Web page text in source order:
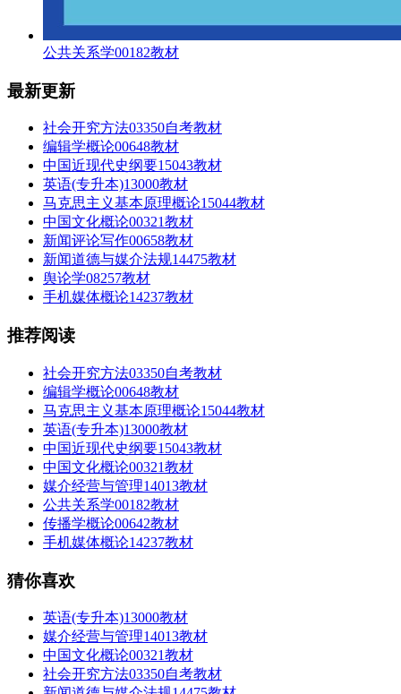
公共关系学00182教材
最新更新
社会开究方法03350自考教材
编辑学概论00648教材
中国近现代史纲要15043教材
英语(专升本)13000教材
马克思主义基本原理概论15044教材
中国文化概论00321教材
新闻评论写作00658教材
新闻道德与媒介法规14475教材
舆论学08257教材
手机媒体概论14237教材
推荐阅读
社会开究方法03350自考教材
编辑学概论00648教材
马克思主义基本原理概论15044教材
英语(专升本)13000教材
中国近现代史纲要15043教材
中国文化概论00321教材
媒介经营与管理14013教材
公共关系学00182教材
传播学概论00642教材
手机媒体概论14237教材
猜你喜欢
英语(专升本)13000教材
媒介经营与管理14013教材
中国文化概论00321教材
社会开究方法03350自考教材